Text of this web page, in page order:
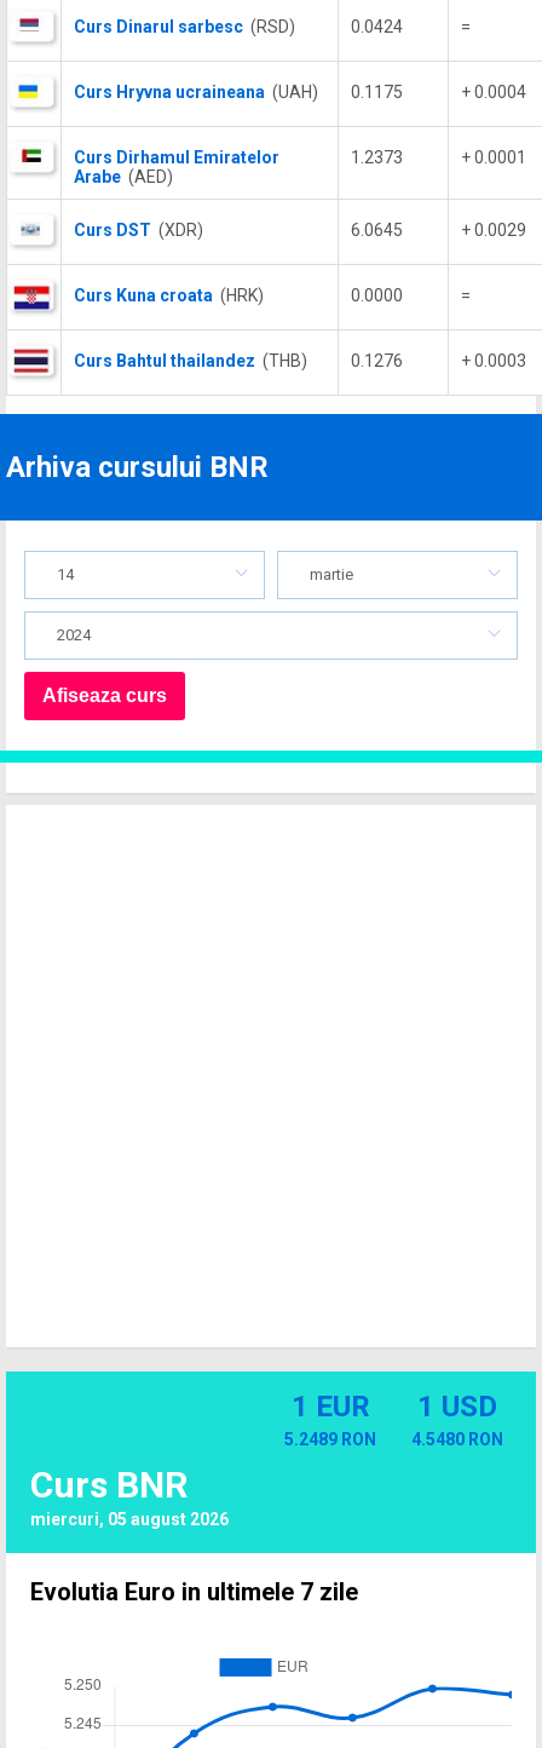
Curs Dinarul sarbesc (RSD) 0.0424 =
Curs Hryvna ucraineana (UAH) 0.1175 + 0.0004
Curs Dirhamul Emiratelor
Arabe (AED)
1.2373 + 0.0001
Curs DST (XDR) 6.0645 + 0.0029
Curs Kuna croata (HRK) 0.0000 =
Curs Bahtul thailandez (THB) 0.1276 + 0.0003
Arhiva cursului BNR
14 martie
2024
Curs BNR
miercuri, 05 august 2026
1 EUR
5.2489 RON
1 USD
4.5480 RON
Evolutia Euro in ultimele 7 zile